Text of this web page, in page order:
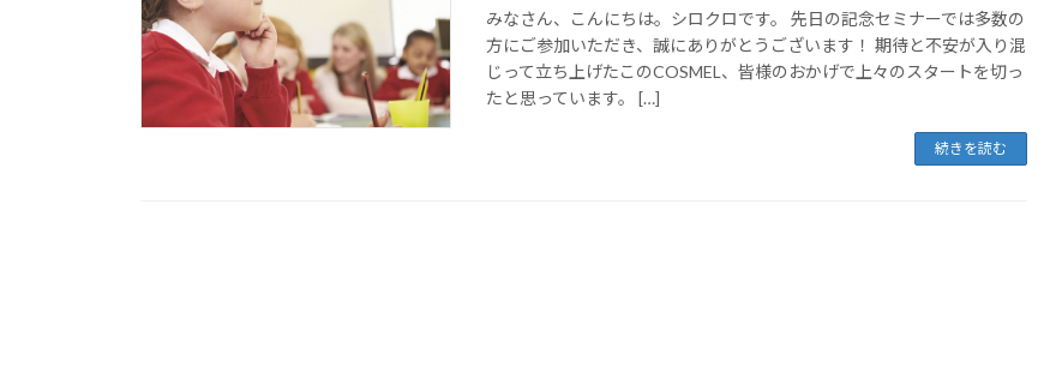
みなさん、こんにちは。シロクロです。 先日の記念セミナーでは多数の
方にご参加いただき、誠にありがとうございます！ 期待と不安が入り混
じって立ち上げたこのCOSMEL、皆様のおかげで上々のスタートを切っ
たと思っています。 […]
続きを読む